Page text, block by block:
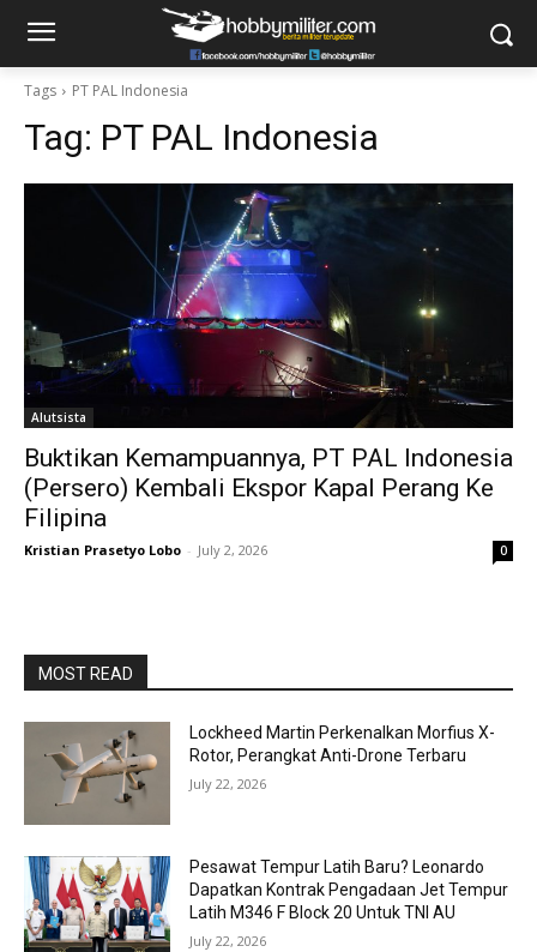
Tags PT PAL Indonesia
Tag: PT PAL Indonesia
Alutsista
Buktikan Kemampuannya, PT PAL Indonesia
(Persero) Kembali Ekspor Kapal Perang Ke
Filipina
Kristian Prasetyo Lobo - July 2, 2026 0
MOST READ
Lockheed Martin Perkenalkan Morfius X-
Rotor, Perangkat Anti-Drone Terbaru
July 22, 2026
Pesawat Tempur Latih Baru? Leonardo
Dapatkan Kontrak Pengadaan Jet Tempur
Latih M346 F Block 20 Untuk TNI AU
July 22, 2026